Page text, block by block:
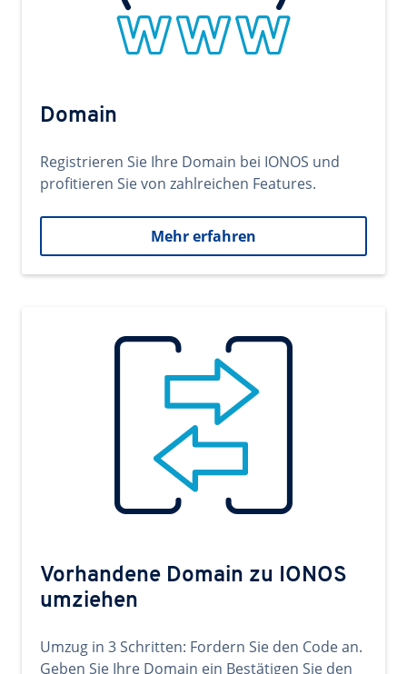
Domain
Registrieren Sie Ihre Domain bei IONOS und
profitieren Sie von zahlreichen Features.
Mehr erfahren
Vorhandene Domain zu IONOS
umziehen
Umzug in 3 Schritten: Fordern Sie den Code an.
Geben Sie Ihre Domain ein Bestätigen Sie den